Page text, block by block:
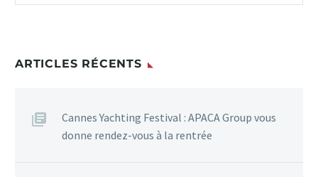
ARTICLES RÉCENTS
Cannes Yachting Festival : APACA Group vous
donne rendez-vous à la rentrée